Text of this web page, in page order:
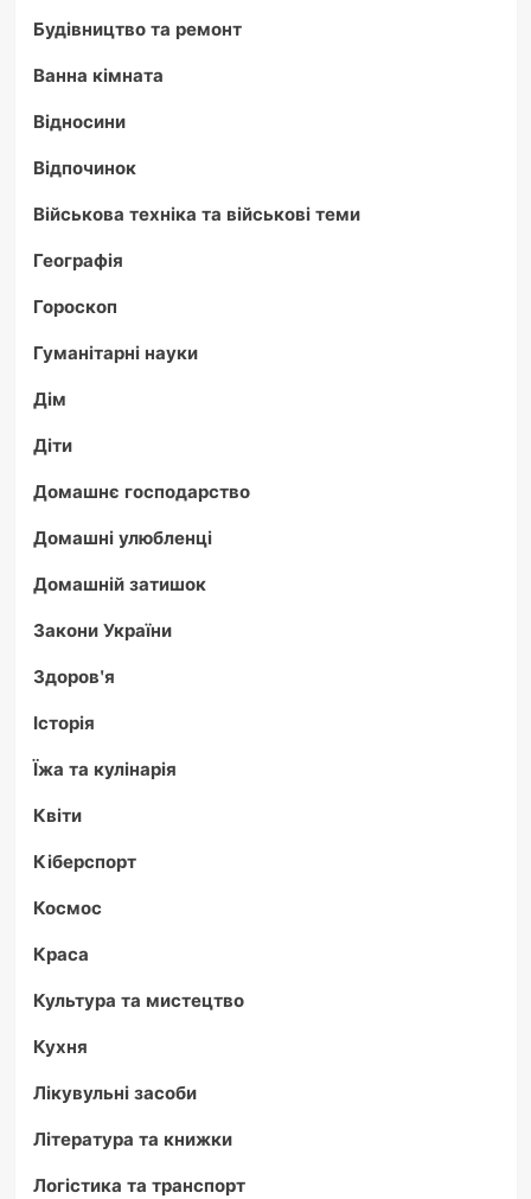
Будівництво та ремонт
Ванна кімната
Відносини
Відпочинок
Військова техніка та військові теми
Географія
Гороскоп
Гуманітарні науки
Дім
Діти
Домашнє господарство
Домашні улюбленці
Домашній затишок
Закони України
Здоров'я
Історія
Їжа та кулінарія
Квіти
Кіберспорт
Космос
Краса
Культура та мистецтво
Кухня
Лікувульні засоби
Література та книжки
Логістика та транспорт